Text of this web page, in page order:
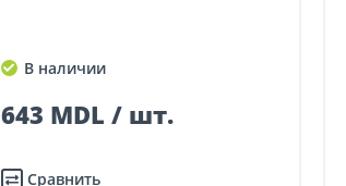
В наличии
643 MDL / шт.
Сравнить